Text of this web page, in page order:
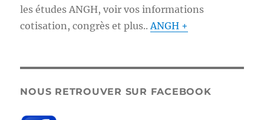
les études ANGH, voir vos informations
cotisation, congrès et plus..ANGH +
NOUS RETROUVER SUR FACEBOOK